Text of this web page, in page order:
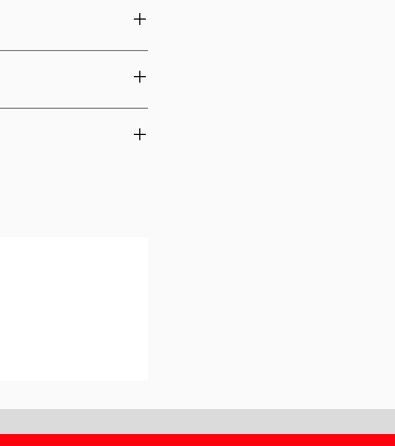
as sizing,
This is also a
product
do in case they
policy is a great
customers that